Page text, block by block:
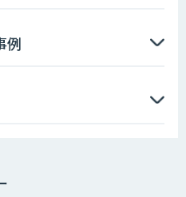
）
の法人向けAI研修
例